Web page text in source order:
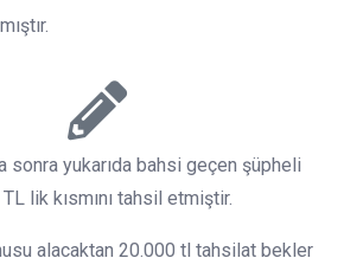
sonra yukarıda bahsi geçen şüpheli
lik kısmını tahsil etmiştir.
alacaktan 20.000 tl tahsilat bekler